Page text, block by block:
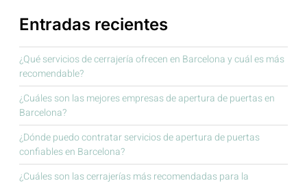
Entradas recientes
¿Qué servicios de cerrajería ofrecen en Barcelona y cuál es más
recomendable?
¿Cuáles son las mejores empresas de apertura de puertas en
Barcelona?
¿Dónde puedo contratar servicios de apertura de puertas
confiables en Barcelona?
¿Cuáles son las cerrajerías más recomendadas para la